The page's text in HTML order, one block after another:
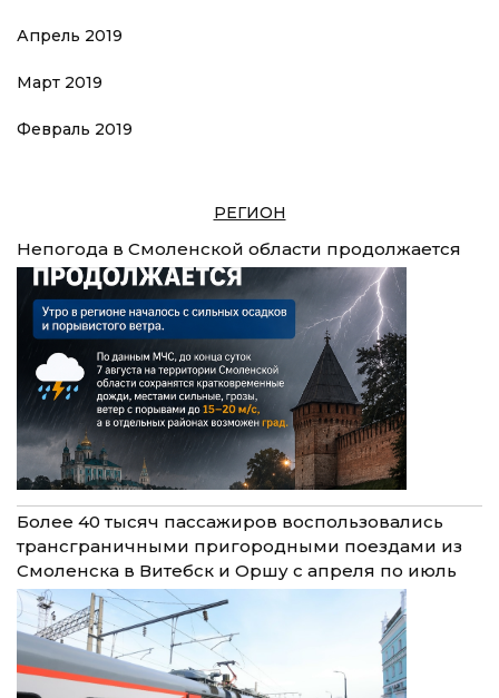
Апрель 2019
Март 2019
Февраль 2019
РЕГИОН
Непогода в Смоленской области продолжается
Более 40 тысяч пассажиров воспользовались
трансграничными пригородными поездами из
Смоленска в Витебск и Оршу с апреля по июль